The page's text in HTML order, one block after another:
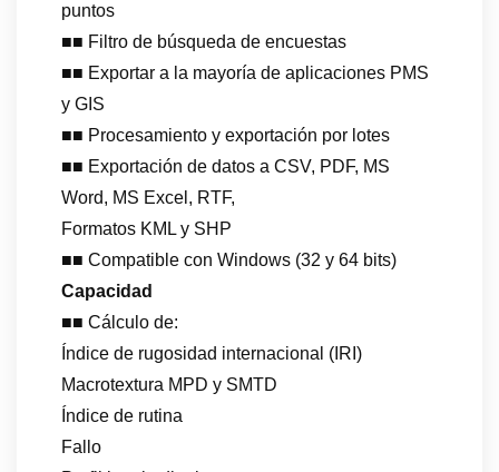
puntos
■■ Filtro de búsqueda de encuestas
■■ Exportar a la mayoría de aplicaciones PMS
y GIS
■■ Procesamiento y exportación por lotes
■■ Exportación de datos a CSV, PDF, MS
Word, MS Excel, RTF,
Formatos KML y SHP
■■ Compatible con Windows (32 y 64 bits)
Capacidad
■■ Cálculo de:
Índice de rugosidad internacional (IRI)
Macrotextura MPD y SMTD
Índice de rutina
Fallo